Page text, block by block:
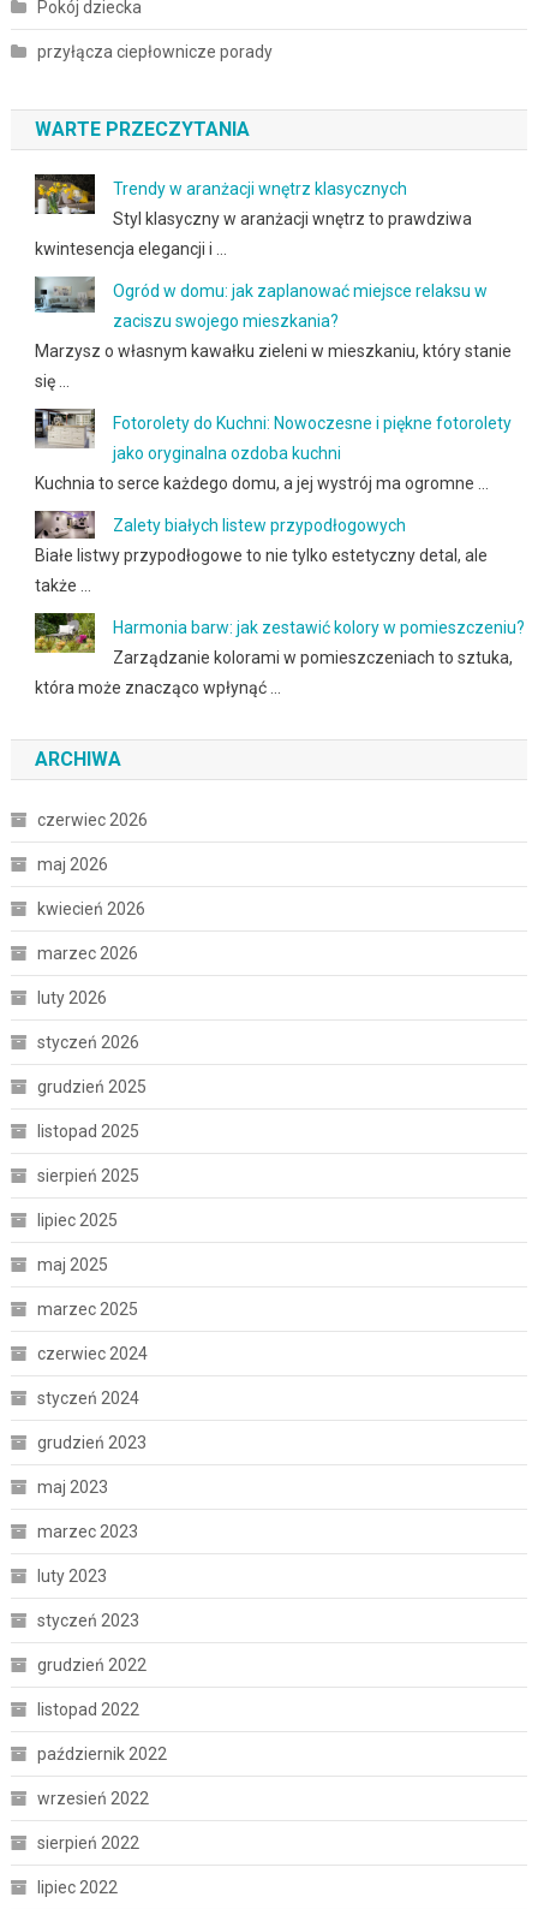
Pokój dziecka
przyłącza ciepłownicze porady
WARTE PRZECZYTANIA
Trendy w aranżacji wnętrz klasycznych
Styl klasyczny w aranżacji wnętrz to prawdziwa
kwintesencja elegancji i …
Ogród w domu: jak zaplanować miejsce relaksu w
zaciszu swojego mieszkania?
Marzysz o własnym kawałku zieleni w mieszkaniu, który stanie
się …
Fotorolety do Kuchni: Nowoczesne i piękne fotorolety
jako oryginalna ozdoba kuchni
Kuchnia to serce każdego domu, a jej wystrój ma ogromne …
Zalety białych listew przypodłogowych
Białe listwy przypodłogowe to nie tylko estetyczny detal, ale
także …
Harmonia barw: jak zestawić kolory w pomieszczeniu?
Zarządzanie kolorami w pomieszczeniach to sztuka,
która może znacząco wpłynąć …
ARCHIWA
czerwiec 2026
maj 2026
kwiecień 2026
marzec 2026
luty 2026
styczeń 2026
grudzień 2025
listopad 2025
sierpień 2025
lipiec 2025
maj 2025
marzec 2025
czerwiec 2024
styczeń 2024
grudzień 2023
maj 2023
marzec 2023
luty 2023
styczeń 2023
grudzień 2022
listopad 2022
październik 2022
wrzesień 2022
sierpień 2022
lipiec 2022